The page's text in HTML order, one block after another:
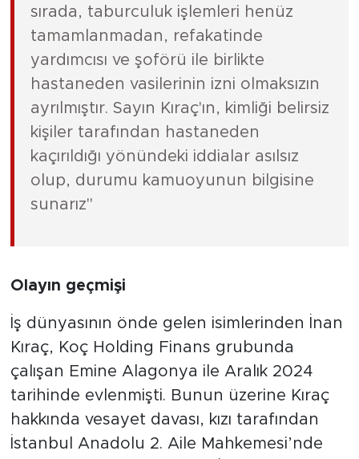
sırada, taburculuk işlemleri henüz
tamamlanmadan, refakatinde
yardımcısı ve şoförü ile birlikte
hastaneden vasilerinin izni olmaksızın
ayrılmıştır. Sayın Kıraç'ın, kimliği belirsiz
kişiler tarafından hastaneden
kaçırıldığı yönündeki iddialar asılsız
olup, durumu kamuoyunun bilgisine
sunarız"
Olayın geçmişi
İş dünyasının önde gelen isimlerinden İnan
Kıraç, Koç Holding Finans grubunda
çalışan Emine Alagonya ile Aralık 2024
tarihinde evlenmişti. Bunun üzerine Kıraç
hakkında vesayet davası, kızı tarafından
İstanbul Anadolu 2. Aile Mahkemesi’nde